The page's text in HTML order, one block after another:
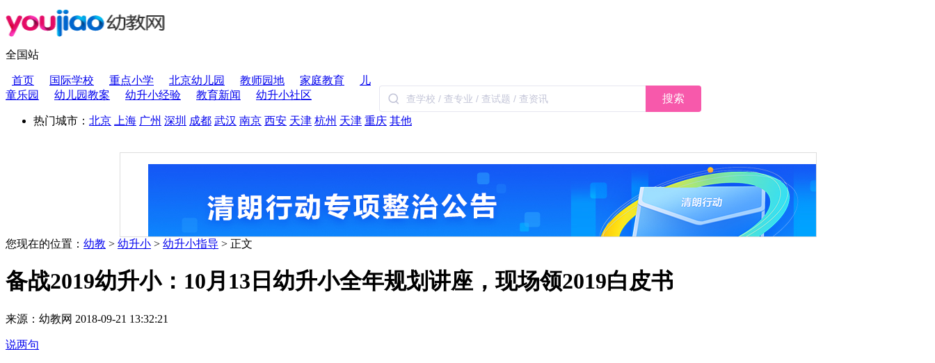
全国站
搜索
首页 国际学校 重点小学 北京幼儿园 教师园地 家庭教育
儿
童乐园
幼儿园教案 幼升小经验 教育新闻 幼升小社区
热门城市： 北京 上海 广州 深圳 成都 武汉 南京 西安 天津 杭州 天津 重庆 其他
您现在的位置： 幼教 > 幼升小 > 幼升小指导 > 正文
备战2019幼升小：10月13日幼升小全年规划讲座，现场领2019白皮书
来源：幼教网 2018-09-21 13:32:21
说两句